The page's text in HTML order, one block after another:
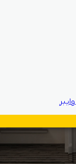
وایبر